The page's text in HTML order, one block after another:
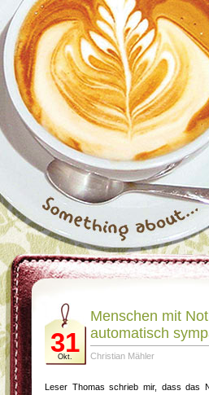
31
Okt.
Menschen mit
automatisch
Christian Mähler
Leser Thomas schrieb mir, dass das